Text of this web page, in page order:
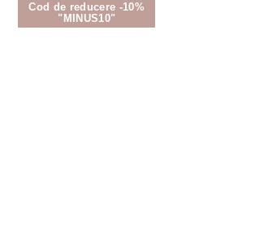
Cod de reducere -10%
"MINUS10"